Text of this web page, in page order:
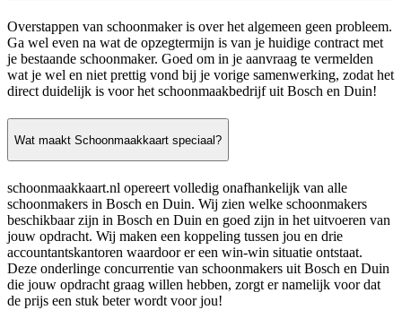
Overstappen van schoonmaker is over het algemeen geen probleem.
Ga wel even na wat de opzegtermijn is van je huidige contract met
je bestaande schoonmaker. Goed om in je aanvraag te vermelden
wat je wel en niet prettig vond bij je vorige samenwerking, zodat het
direct duidelijk is voor het schoonmaakbedrijf uit Bosch en Duin!
Wat maakt Schoonmaakkaart speciaal?
schoonmaakkaart.nl opereert volledig onafhankelijk van alle
schoonmakers in Bosch en Duin. Wij zien welke schoonmakers
beschikbaar zijn in Bosch en Duin en goed zijn in het uitvoeren van
jouw opdracht. Wij maken een koppeling tussen jou en drie
accountantskantoren waardoor er een win-win situatie ontstaat.
Deze onderlinge concurrentie van schoonmakers uit Bosch en Duin
die jouw opdracht graag willen hebben, zorgt er namelijk voor dat
de prijs een stuk beter wordt voor jou!